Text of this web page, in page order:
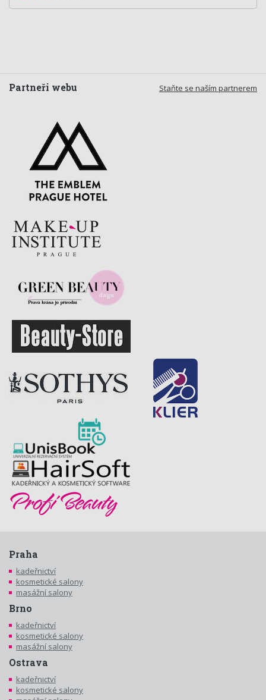
Staňte se naším partnerem
Partneři webu
Praha
kadeřnictví
kosmetické salony
masážní salony
Brno
kadeřnictví
kosmetické salony
masážní salony
Ostrava
kadeřnictví
kosmetické salony